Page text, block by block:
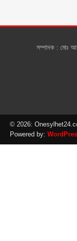
সম্পাদক : মোঃ
© 2026:
Powered by: